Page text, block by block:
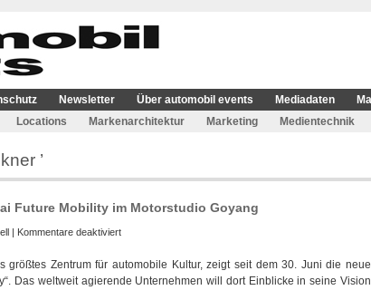
Newsletter Über automobil events Mediadaten
Locations Markenarchitektur Marketing Medientechnik
’
Future Mobility im Motorstudio Goyang
| Kommentare deaktiviertfür
Brückner
realisierte
größtes Zentrum für automobile Kultur, zeigt seit dem 30. Juni die neue
Das weltweit agierende Unternehmen will dort Einblicke in seine Vision